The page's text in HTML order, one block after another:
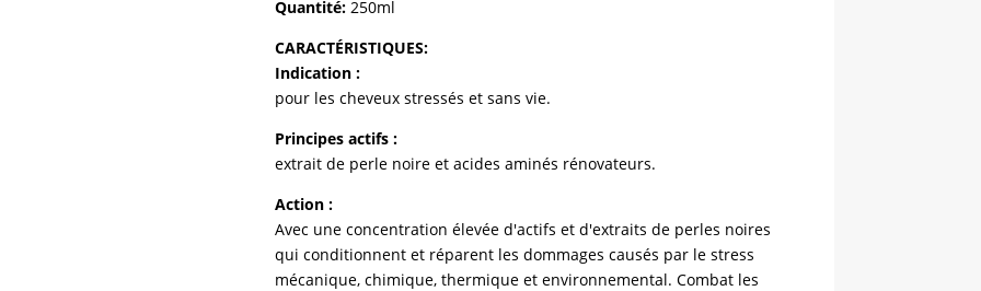
Quantité: 250ml
CARACTÉRISTIQUES:
Indication :
pour les cheveux stressés et sans vie.
Principes actifs :
extrait de perle noire et acides aminés rénovateurs.
Action :
Avec une concentration élevée d'actifs et d'extraits de perles noires
qui conditionnent et réparent les dommages causés par le stress
mécanique, chimique, thermique et environnemental. Combat les